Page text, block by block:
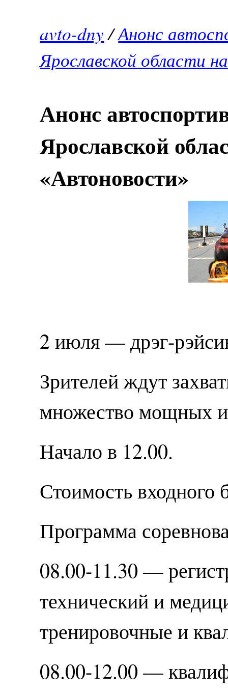
avto-dny/Анонс
Ярославской области
Анонс
Ярославской
«Автоновости»
2 июля — дрэг-
Зрителей ждут
множество мощных
Начало в 12.00.
Стоимость
Программа
08.00-11.30 —
технический и
тренировочные и
08.00-12.00 —